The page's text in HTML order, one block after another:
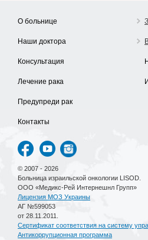
О больнице
Наши доктора
Консультация
Лечение рака
Предупреди рак
Контакты
© 2007 - 2026
Больница израильской онкологии LISOD.
ООО «Медикс-Рей Интернешнл Групп»
Лицензия МОЗ Украины
АГ №599053
от 28.11.2011.
Сертификат соответствия на систему
Антикоррупционная программа